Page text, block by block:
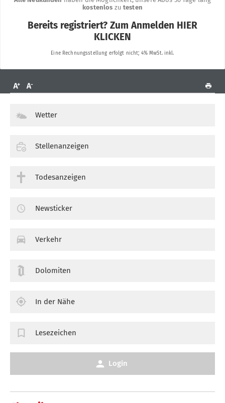
Wetter
Stellenanzeigen
Todesanzeigen
Newsticker
Verkehr
Dolomiten
In der Nähe
Lesezeichen
Login